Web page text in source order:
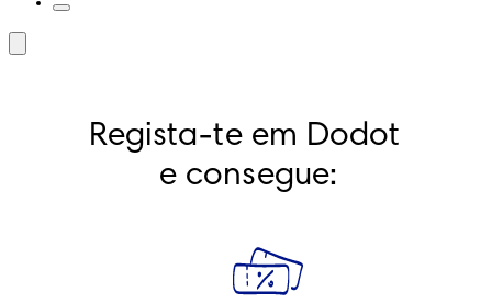
Regista-te em Dodot
e consegue: